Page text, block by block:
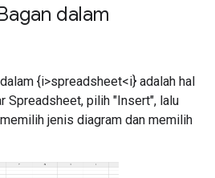
dalam
{i>spreadsheet<i} adalah hal
Spreadsheet, pilih "Insert", lalu
jenis diagram dan memilih